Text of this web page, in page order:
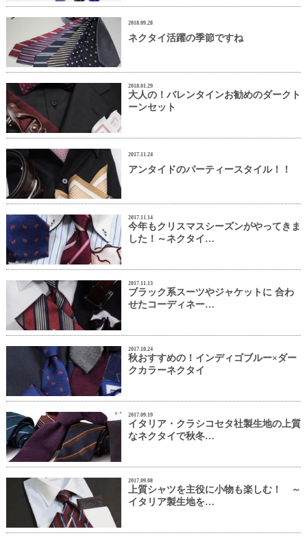
2018.09.28
ネクタイ活躍の季節ですね
2018.01.29
大人の！バレンタインお勧めのダークト
ーンセット
2017.11.24
アンタイドのパーティースタイル！！
2017.11.14
今年もクリスマスシーズンがやってきま
した！～ネクタイ…
2017.11.13
ブラック系スーツやジャケットに 合わ
せたコーディネー…
2017.10.24
秋おすすめの！インディゴブルー×ダー
クカラーネクタイ
2017.09.19
イタリア・クラシコセタ社製生地の上質
なネクタイで秋冬…
2017.09.08
上質シャツを主役に小物も楽しむ！ ～
イタリア製生地を…